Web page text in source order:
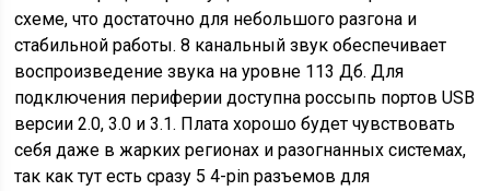
схеме, что достаточно для небольшого разгона и
стабильной работы. 8 канальный звук обеспечивает
воспроизведение звука на уровне 113 Дб. Для
подключения периферии доступна россыпь портов USB
версии 2.0, 3.0 и 3.1. Плата хорошо будет чувствовать
себя даже в жарких регионах и разогнанных системах,
так как тут есть сразу 5 4-pin разъемов для